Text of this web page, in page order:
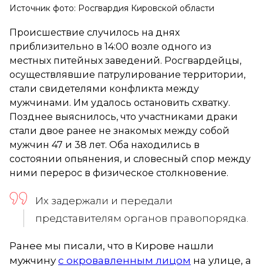
Источник фото: Росгвардия Кировской области
Происшествие случилось на днях
приблизительно в 14:00 возле одного из
местных питейных заведений. Росгвардейцы,
осуществлявшие патрулирование территории,
стали свидетелями конфликта между
мужчинами. Им удалось остановить схватку.
Позднее выяснилось, что участниками драки
стали двое ранее не знакомых между собой
мужчин 47 и 38 лет. Оба находились в
состоянии опьянения, и словесный спор между
ними перерос в физическое столкновение.
Их задержали и передали
представителям органов правопорядка.
Ранее мы писали, что в Кирове нашли
мужчинус окровавленным лицом на улице, а